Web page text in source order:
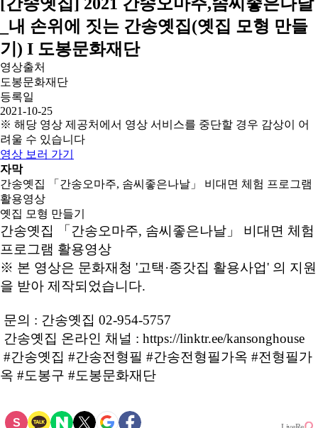
_내 손위에 짓는 간송옛집(옛집 모형 만들
기) I 도봉문화재단
영상출처
도봉문화재단
등록일
2021-10-25
※ 해당 영상 제공처에서 영상 서비스를 중단할 경우 감상이 어
려울 수 있습니다
영상 보러 가기
자막
간송옛집 「간송오마주, 솜씨좋은나날」 비대면 체험 프로그램
활용영상
옛집 모형 만들기
간송옛집 「간송오마주, 솜씨좋은나날」 비대면 체험
프로그램 활용영상
※ 본 영상은 문화재청 '고택·종갓집 활용사업' 의 지원
을 받아 제작되었습니다.
문의 : 간송옛집 02-954-5757
간송옛집 온라인 채널 : https://linktr.ee/kansonghouse
#간송옛집 #간송전형필 #간송전형필가옥 #전형필가
옥 #도봉구 #도봉문화재단